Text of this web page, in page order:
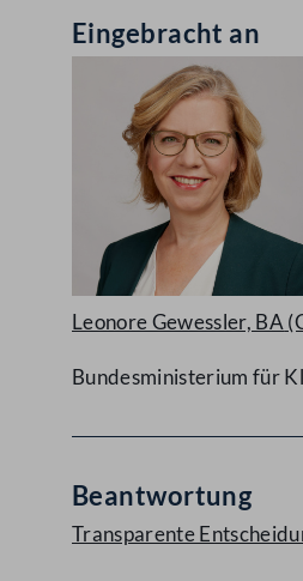
Eingebracht an
Leonore Gewessler, BA
Bundesministerium für
Beantwortung
Transparente